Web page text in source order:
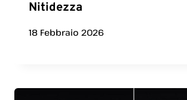
Nitidezza
18 Febbraio 2026